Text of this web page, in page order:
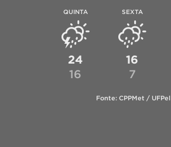
QUINTA
24
16
SEXTA
16
7
Fonte: CPPMet / UFPel